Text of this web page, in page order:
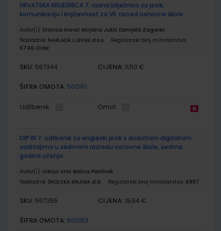
HRVATSKA KRIJESNICA 7; radna bilježnica za jezik,
komunikaciju i književnost za VII. razred osnovne škole
Autor(i): Slavica Kovač Mirjana Jukić Danijela Zagorec
Nakladnik: NAKLADA LJEVAK d.o.o.
Registarski broj ministarstva:
6746-DOM
SKU: 567344 CIJENA: 11,50 €
ŠIFRA OMOTA: 500161
Udžbenik Omot
DIP IN 7; udžbenik za engleski jezik s dodatnim digitalnim
sadržajima u sedmom razredu osnovne škole, sedma
godina učenja
Autor(i): Višnja Anić Božica Pavlinek
Nakladnik: ŠKOLSKA KNJIGA d.d. Registarski broj ministarstva: 6997
SKU: 567355 CIJENA: 19,54 €
ŠIFRA OMOTA: 500163